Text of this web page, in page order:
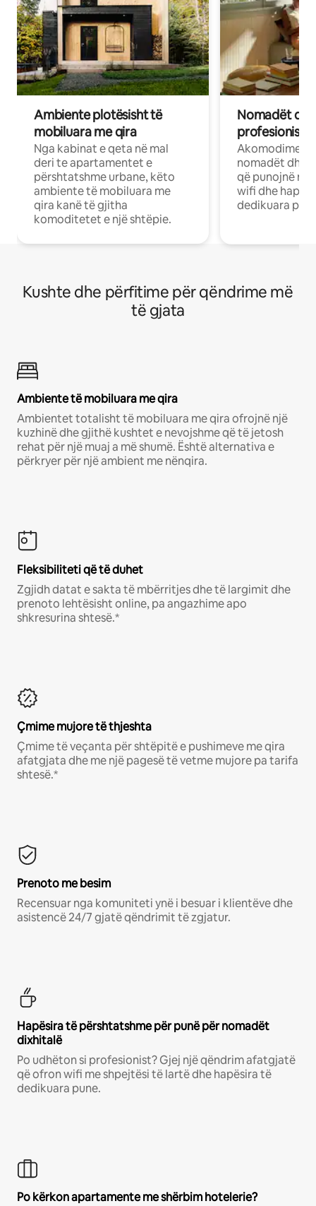
Ambiente plotësisht të
mobiluara me qira
Nga kabinat e qeta në mal
deri te apartamentet e
përshtatshme urbane, këto
ambiente të mobiluara me
qira kanë të gjitha
komoditetet e një shtëpie.
Nomadët
Akomodime
nomadët dhe
që punojnë në
wifi dhe
dedikuara
Kushte dhe përfitime për qëndrime më
të gjata
Ambiente të mobiluara me qira
Ambientet totalisht të mobiluara me qira ofrojnë një
kuzhinë dhe gjithë kushtet e nevojshme që të jetosh
rehat për një muaj a më shumë. Është alternativa e
përkryer për një ambient me nënqira.
Fleksibiliteti që të duhet
Zgjidh datat e sakta të mbërritjes dhe të largimit dhe
prenoto lehtësisht online, pa angazhime apo
shkresurina shtesë.*
Çmime mujore të thjeshta
Çmime të veçanta për shtëpitë e pushimeve me qira
afatgjata dhe me një pagesë të vetme mujore pa tarifa
shtesë.*
Prenoto me besim
Recensuar nga komuniteti ynë i besuar i klientëve dhe
asistencë 24/7 gjatë qëndrimit të zgjatur.
Hapësira të përshtatshme për punë për nomadët
dixhitalë
Po udhëton si profesionist? Gjej një qëndrim afatgjatë
që ofron wifi me shpejtësi të lartë dhe hapësira të
dedikuara pune.
Po kërkon apartamente me shërbim hotelerie?